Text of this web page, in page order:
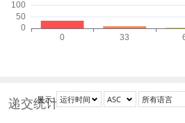
递交统计
显示: